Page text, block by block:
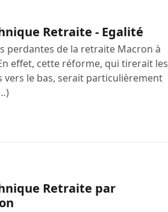
Retraite - Egalité
perdantes de la retraite Macron à
effet, cette réforme, qui tirerait les
vers le bas, serait particulièrement
Retraite par